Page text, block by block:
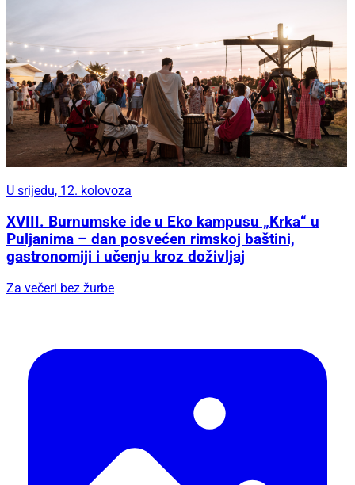
U srijedu, 12. kolovoza
XVIII. Burnumske ide u Eko kampusu „Krka“ u
Puljanima – dan posvećen rimskoj baštini,
gastronomiji i učenju kroz doživljaj
Za večeri bez žurbe